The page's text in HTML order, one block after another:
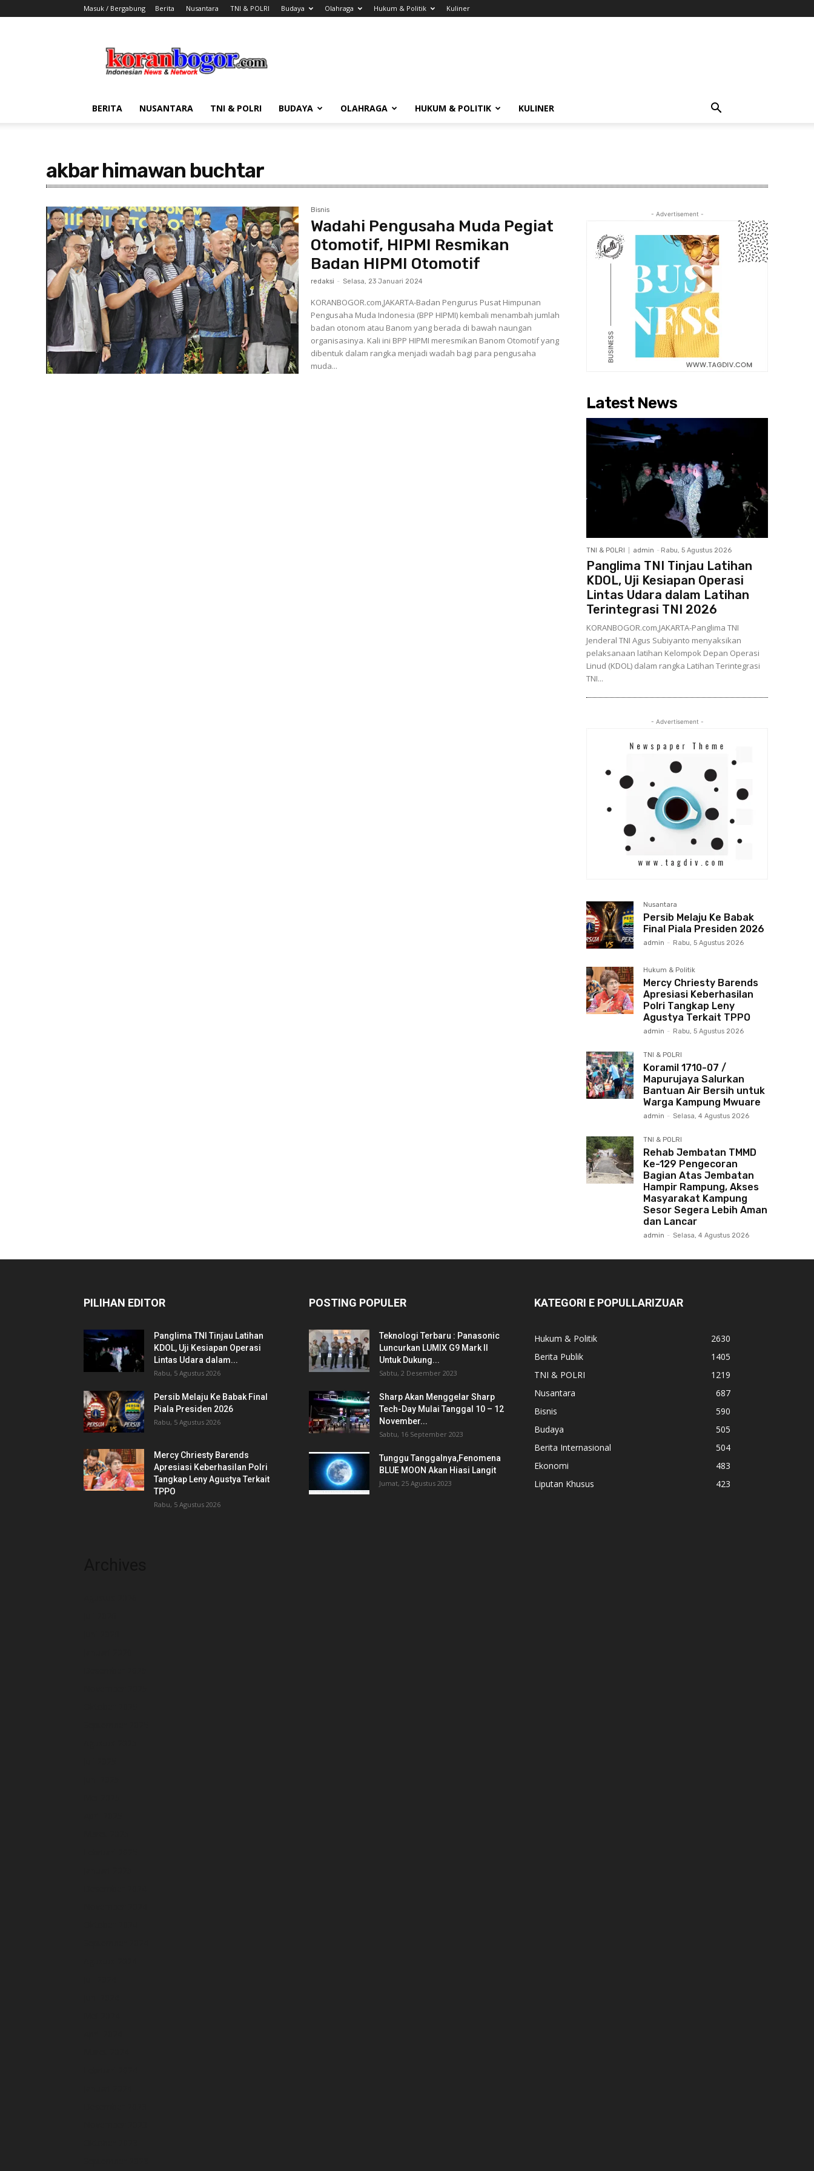
Masuk / Bergabung Berita Nusantara TNI & POLRI Budaya Olahraga Hukum & Politik Kuliner
Bogor
BERITA NUSANTARA TNI & POLRI BUDAYA OLAHRAGA HUKUM & POLITIK KULINER
akbar himawan buchtar
Bisnis
Wadahi Pengusaha Muda Pegiat
Otomotif, HIPMI Resmikan
Badan HIPMI Otomotif
redaksi - Selasa, 23 Januari 2024
KORANBOGOR.com,JAKARTA-Badan Pengurus Pusat Himpunan
Pengusaha Muda Indonesia (BPP HIPMI) kembali menambah jumlah
badan otonom atau Banom yang berada di bawah naungan
organisasinya. Kali ini BPP HIPMI meresmikan Banom Otomotif yang
dibentuk dalam rangka menjadi wadah bagi para pengusaha
muda...
- Advertisement -
Latest News
TNI & POLRI admin - Rabu, 5 Agustus 2026
Panglima TNI Tinjau Latihan
KDOL, Uji Kesiapan Operasi
Lintas Udara dalam Latihan
Terintegrasi TNI 2026
KORANBOGOR.com,JAKARTA-Panglima TNI
Jenderal TNI Agus Subiyanto menyaksikan
pelaksanaan latihan Kelompok Depan Operasi
Linud (KDOL) dalam rangka Latihan Terintegrasi
TNI...
- Advertisement -
Nusantara
Persib Melaju Ke Babak
Final Piala Presiden 2026
admin - Rabu, 5 Agustus 2026
Hukum & Politik
Mercy Chriesty Barends
Apresiasi Keberhasilan
Polri Tangkap Leny
Agustya Terkait TPPO
admin - Rabu, 5 Agustus 2026
TNI & POLRI
Koramil 1710-07 /
Mapurujaya Salurkan
Bantuan Air Bersih untuk
Warga Kampung Mwuare
admin - Selasa, 4 Agustus 2026
TNI & POLRI
Rehab Jembatan TMMD
Ke-129 Pengecoran
Bagian Atas Jembatan
Hampir Rampung, Akses
Masyarakat Kampung
Sesor Segera Lebih Aman
dan Lancar
admin - Selasa, 4 Agustus 2026
PILIHAN EDITOR
Panglima TNI Tinjau Latihan
KDOL, Uji Kesiapan Operasi
Lintas Udara dalam...
Rabu, 5 Agustus 2026
Persib Melaju Ke Babak Final
Piala Presiden 2026
Rabu, 5 Agustus 2026
Mercy Chriesty Barends
Apresiasi Keberhasilan Polri
Tangkap Leny Agustya Terkait
TPPO
Rabu, 5 Agustus 2026
POSTING POPULER
Teknologi Terbaru : Panasonic
Luncurkan LUMIX G9 Mark II
Untuk Dukung...
Sabtu, 2 Desember 2023
Sharp Akan Menggelar Sharp
Tech-Day Mulai Tanggal 10 – 12
November...
Sabtu, 16 September 2023
Tunggu Tanggalnya,Fenomena
BLUE MOON Akan Hiasi Langit
Jumat, 25 Agustus 2023
KATEGORI E POPULLARIZUAR
Hukum & Politik
2630
Berita Publik
1405
TNI & POLRI
1219
Nusantara
687
Bisnis
590
Budaya
505
Berita Internasional
504
Ekonomi
483
Liputan Khusus
423